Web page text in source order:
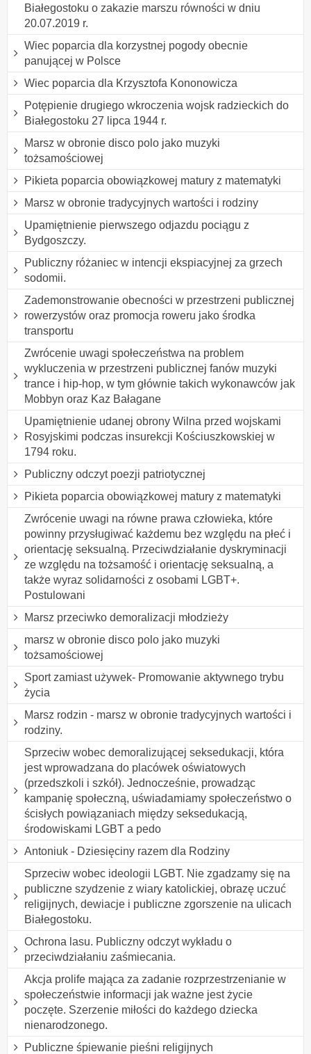
Białegostoku o zakazie marszu równości w dniu
20.07.2019 r.
Wiec poparcia dla korzystnej pogody obecnie
panującej w Polsce
Wiec poparcia dla Krzysztofa Kononowicza
Potępienie drugiego wkroczenia wojsk radzieckich do
Białegostoku 27 lipca 1944 r.
Marsz w obronie disco polo jako muzyki
tożsamościowej
Pikieta poparcia obowiązkowej matury z matematyki
Marsz w obronie tradycyjnych wartości i rodziny
Upamiętnienie pierwszego odjazdu pociągu z
Bydgoszczy.
Publiczny różaniec w intencji ekspiacyjnej za grzech
sodomii.
Zademonstrowanie obecności w przestrzeni publicznej
rowerzystów oraz promocja roweru jako środka
transportu
Zwrócenie uwagi społeczeństwa na problem
wykluczenia w przestrzeni publicznej fanów muzyki
trance i hip-hop, w tym głównie takich wykonawców jak
Mobbyn oraz Kaz Bałagane
Upamiętnienie udanej obrony Wilna przed wojskami
Rosyjskimi podczas insurekcji Kościuszkowskiej w
1794 roku.
Publiczny odczyt poezji patriotycznej
Pikieta poparcia obowiązkowej matury z matematyki
Zwrócenie uwagi na równe prawa człowieka, które
powinny przysługiwać każdemu bez względu na płeć i
orientację seksualną. Przeciwdziałanie dyskryminacji
ze względu na tożsamość i orientację seksualną, a
także wyraz solidarności z osobami LGBT+.
Postulowani
Marsz przeciwko demoralizacji młodzieży
marsz w obronie disco polo jako muzyki
tożsamościowej
Sport zamiast używek- Promowanie aktywnego trybu
życia
Marsz rodzin - marsz w obronie tradycyjnych wartości i
rodziny.
Sprzeciw wobec demoralizującej seksedukacji, która
jest wprowadzana do placówek oświatowych
(przedszkoli i szkół). Jednocześnie, prowadząc
kampanię społeczną, uświadamiamy społeczeństwo o
ścisłych powiązaniach między seksedukacją,
środowiskami LGBT a pedo
Antoniuk - Dziesięciny razem dla Rodziny
Sprzeciw wobec ideologii LGBT. Nie zgadzamy się na
publiczne szydzenie z wiary katolickiej, obrazę uczuć
religijnych, dewiacje i publiczne zgorszenie na ulicach
Białegostoku.
Ochrona lasu. Publiczny odczyt wykładu o
przeciwdziałaniu zaśmiecania.
Akcja prolife mająca za zadanie rozprzestrzenianie w
społeczeństwie informacji jak ważne jest życie
poczęte. Szerzenie miłości do każdego dziecka
nienarodzonego.
Publiczne śpiewanie pieśni religijnych